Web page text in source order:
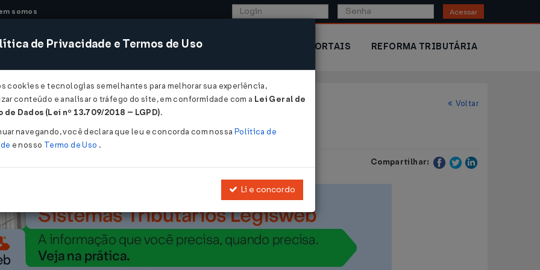
somos Acessar
CONSULTORIA SISTEMAS COMÉRCIO EXTERIOR PORTAIS REFORMA TRIBUTÁRIA
absolvição de furto não gera indenização... Voltar
de furto não gera indenização
Compartilhar:
de Privacidade e Termos de Uso
cookies e tecnologias semelhantes para melhorar sua experiência,
conteúdo e analisar o tráfego do site, em conformidade com a Lei Geral de
de Dados (Lei nº 13.709/2018 – LGPD).
navegando, você declara que leu e concorda com nossa Política de
e nosso Termo de Uso .
Li e concordo